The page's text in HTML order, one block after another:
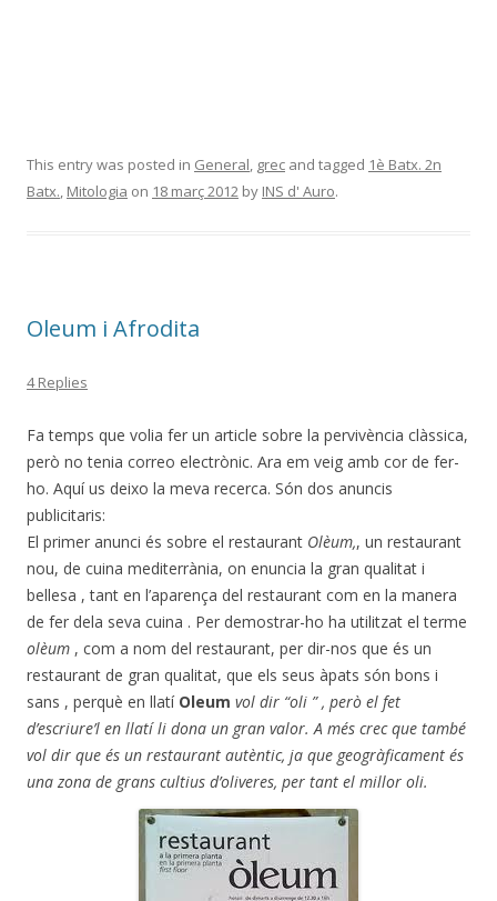
This entry was posted in General, grec and tagged 1è Batx. 2n
Batx., Mitologia on 18 març 2012 by INS d' Auro.
Oleum i Afrodita
4 Replies
Fa temps que volia fer un article sobre la pervivència clàssica,
però no tenia correo electrònic. Ara em veig amb cor de fer-
ho. Aquí us deixo la meva recerca. Són dos anuncis
publicitaris:
El primer anunci és sobre el restaurant Olèum,, un restaurant
nou, de cuina mediterrània, on enuncia la gran qualitat i
bellesa , tant en l’aparença del restaurant com en la manera
de fer dela seva cuina . Per demostrar-ho ha utilitzat el terme
olèum , com a nom del restaurant, per dir-nos que és un
restaurant de gran qualitat, que els seus àpats són bons i
sans , perquè en llatíOleum vol dir “oli ” , però el fet
d’escriure’l en llatí li dona un gran valor. A més crec que també
vol dir que és un restaurant autèntic, ja que geogràficament és
una zona de grans cultius d’oliveres, per tant el millor oli.